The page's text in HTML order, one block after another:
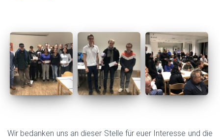
Wir bedanken uns an dieser Stelle für euer Interesse und die